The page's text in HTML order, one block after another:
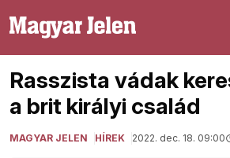
Rasszista vádak
a brit királyi család
MAGYAR JELEN HÍREK 2022. dec. 18. 09:00